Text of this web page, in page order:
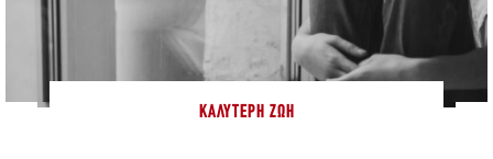
ΚΑΛΎΤΕΡΗ ΖΩΉ